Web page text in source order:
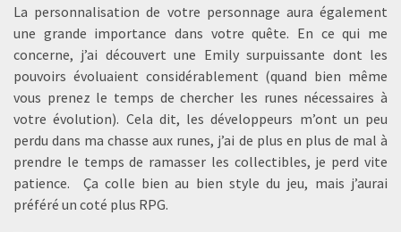
La personnalisation de votre personnage aura également
une grande importance dans votre quête. En ce qui me
concerne, j’ai découvert une Emily surpuissante dont les
pouvoirs évoluaient considérablement (quand bien même
vous prenez le temps de chercher les runes nécessaires à
votre évolution). Cela dit, les développeurs m’ont un peu
perdu dans ma chasse aux runes, j’ai de plus en plus de mal à
prendre le temps de ramasser les collectibles, je perd vite
patience. Ça colle bien au bien style du jeu, mais j’aurai
préféré un coté plus RPG.